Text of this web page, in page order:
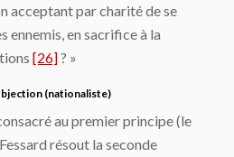
acceptant par charité de se
ennemis, en sacrifice à la
[26]? »
(nationaliste)
au premier principe (le
résout la seconde